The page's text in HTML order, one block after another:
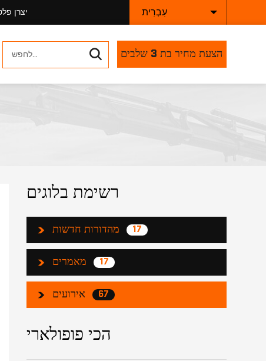
יצרן עִבְרִית
הצעת מחיר בת 3 שלבים
רשימת בלוגים
מהדורות חדשות 17
מאמרים 17
אירועים 67
הכי פופולארי